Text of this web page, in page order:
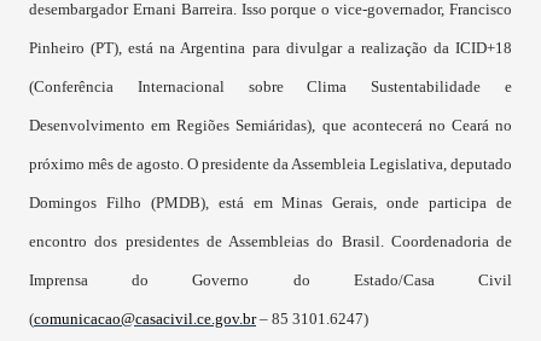
desembargador Ernani Barreira. Isso porque o vice-governador, Francisco
Pinheiro (PT), está na Argentina para divulgar a realização da ICID+18
(Conferência Internacional sobre Clima Sustentabilidade e
Desenvolvimento em Regiões Semiáridas), que acontecerá no Ceará no
próximo mês de agosto. O presidente da Assembleia Legislativa, deputado
Domingos Filho (PMDB), está em Minas Gerais, onde participa de
encontro dos presidentes de Assembleias do Brasil. Coordenadoria de
Imprensa do Governo do Estado/Casa Civil
(comunicacao@casacivil.ce.gov.br– 85 3101.6247)